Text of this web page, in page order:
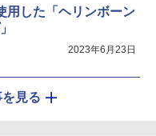
用した「ヘリンボーン
2023年6月23日
見る